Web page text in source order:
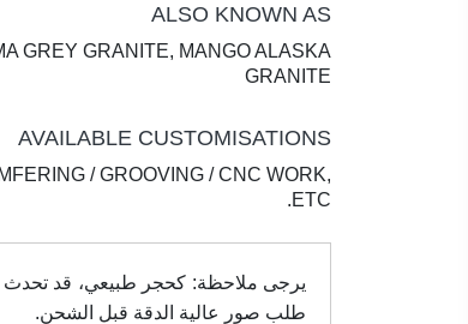
ALSO KNOWN AS
GREY GRANITE, MANGO ALASKA
GRANITE
AVAILABLE CUSTOMISATIONS
/ GROOVING / CNC WORK,
ETC.
يرجى ملاحظة: كحجر طبيعي، قد تحدث
طلب صور عالية الدقة قبل الشحن.